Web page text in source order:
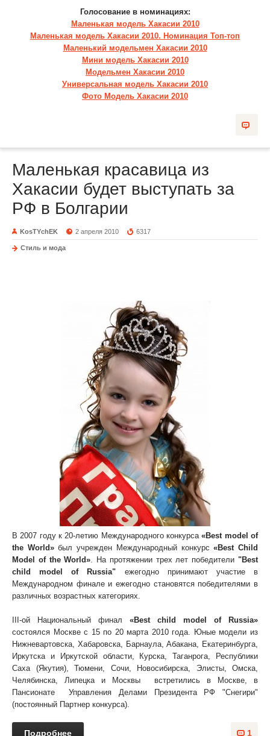
Голосование в номинациях:
Маленькая модель Хакасии 2010
Маленькая модель Хакасии 2010. Номинация Топ-топ
Маленький модельмен Хакасии 2010
Мини модель Хакасии 2010
Модельмен Хакасии 2010
Универсальная модель Хакасии 2010
Фото Модель Хакасии 2010
Маленькая красавица из
Хакасии будет выступать за
РФ в Болгарии
KosTYchEK 2 апреля 2010 6317
Стиль и мода
В 2007 году к 20-летию Международного конкурса«Best model of
the World»был учрежден Международный конкурс«Best Child
Model of the World». На протяжении трех лет победители"Best
child model of Russia" ежегодно принимают участие в
Международном финале и ежегодно становятся победителями в
различных возрастных категориях.
III-ой Национальный финал «Best child model of Russia»
состоялся Москве с 15 по 20 марта 2010 года. Юные модели из
Нижневартовска, Хабаровска, Барнаула, Абакана, Екатеринбурга,
Иркутска и Иркутской области, Курска, Таганрога, Республики
Саха (Якутия), Тюмени, Сочи, Новосибирска, Элисты, Омска,
Челябинска, Липецка и Москвы
встретились в Москве, в
Пансионате
Управления Делами Президента РФ "Снегири"
(постоянный Партнер конкурса).
1
Подробнее